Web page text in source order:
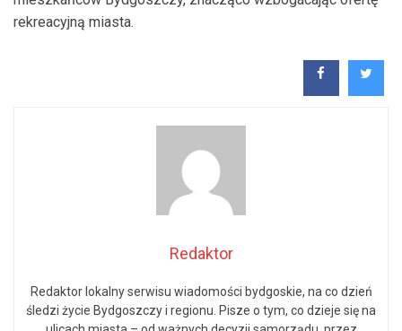
rekreacyjną miasta.
Redaktor
Redaktor lokalny serwisu wiadomości bydgoskie, na co dzień
śledzi życie Bydgoszczy i regionu. Pisze o tym, co dzieje się na